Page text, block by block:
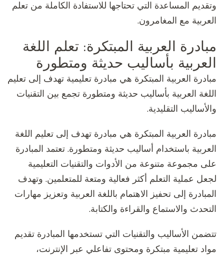
وتقديم المساعدة التي تحتاجها للاستفادة الكاملة من تعلم
العربية مع المغامرون.
مبادرة العربية المبتكرة: تعلم اللغة
العربية بأساليب حديثة ومتطورة
مبادرة العربية المبتكرة هي مبادرة تعليمية تهدف إلى تعليم
اللغة العربية بأساليب حديثة ومتطورة تجمع بين التقنيات
والأساليب التقليدية.
مبادرة العربية المبتكرة هي مبادرة تهدف إلى تعليم اللغة
العربية باستخدام أساليب حديثة ومتطورة. تعتمد المبادرة
على مجموعة متنوعة من الأدوات والتقنيات التعليمية
لجعل عملية التعلم أكثر فعالية ومتعة للمتعلمين. وتهدف
المبادرة إلى تحفيز الاهتمام باللغة العربية وتعزيز مهارات
التحدث والاستماع والقراءة والكتابة.
تتضمن الأساليب والتقنيات التي تستخدمها المبادرة تقديم
مواد تعليمية مبتكرة ومحتوى تفاعلي عبر الإنترنت،